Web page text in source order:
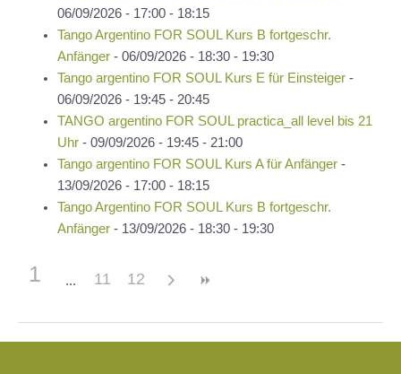
06/09/2026 - 17:00 - 18:15
Tango Argentino FOR SOUL Kurs B fortgeschr.
Anfänger- 06/09/2026 - 18:30 - 19:30
Tango argentino FOR SOUL Kurs E für Einsteiger-
06/09/2026 - 19:45 - 20:45
TANGO argentino FOR SOUL practica_all level bis 21
Uhr- 09/09/2026 - 19:45 - 21:00
Tango argentino FOR SOUL Kurs A für Anfänger-
13/09/2026 - 17:00 - 18:15
Tango Argentino FOR SOUL Kurs B fortgeschr.
Anfänger- 13/09/2026 - 18:30 - 19:30
1 11 12